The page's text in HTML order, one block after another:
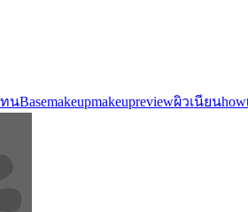
นBasemakeupmakeupreviewผิวเนียน